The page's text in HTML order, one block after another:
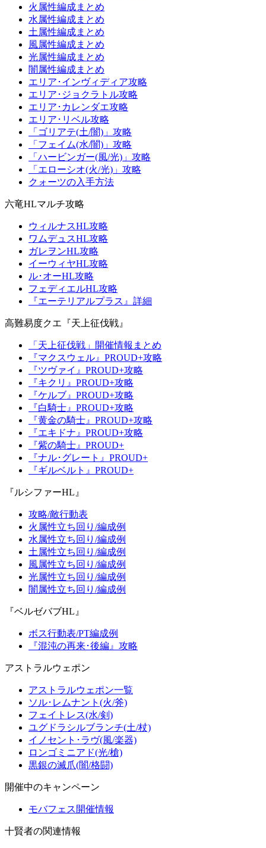
火属性編成まとめ
水属性編成まとめ
土属性編成まとめ
風属性編成まとめ
光属性編成まとめ
闇属性編成まとめ
エリア･インヴィディア攻略
エリア･ジョクラトル攻略
エリア･カレンダエ攻略
エリア･リベル攻略
「ゴリアテ(土/闇)」攻略
「フェイム(水/闇)」攻略
「ハービンガー(風/光)」攻略
「エローシオ(火/光)」攻略
クォーツの入手方法
六竜HLマルチ攻略
ウィルナスHL攻略
ワムデュスHL攻略
ガレヲンHL攻略
イーウィヤHL攻略
ル･オーHL攻略
フェディエルHL攻略
『エーテリアルプラス』詳細
高難易度クエ『天上征伐戦』
「天上征伐戦」開催情報まとめ
『マクスウェル』PROUD+攻略
『ツヴァイ』PROUD+攻略
『キクリ』PROUD+攻略
『ケルブ』PROUD+攻略
『白騎士』PROUD+攻略
『黄金の騎士』PROUD+攻略
『エキドナ』PROUD+攻略
『紫の騎士』PROUD+
『ナル･グレート』PROUD+
『ギルベルト』PROUD+
『ルシファーHL』
攻略/敵行動表
火属性立ち回り/編成例
水属性立ち回り/編成例
土属性立ち回り/編成例
風属性立ち回り/編成例
光属性立ち回り/編成例
闇属性立ち回り/編成例
『ベルゼバブHL』
ボス行動表/PT編成例
『混沌の再来･後編』攻略
アストラルウェポン
アストラルウェポン一覧
ソル･レムナント(火/斧)
フェイトレス(水/剣)
ユグドラシルブランチ(土/杖)
イノセント･ラヴ(風/楽器)
ロンゴミニアド(光/槍)
黒銀の滅爪(闇/格闘)
開催中のキャンペーン
モバフェス開催情報
十賢者の関連情報